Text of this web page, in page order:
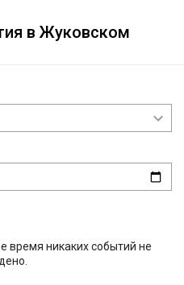
в Жуковском
никаких событий не